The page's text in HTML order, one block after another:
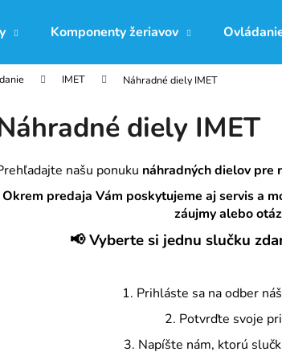
Komponenty žeriavov
IMET Náhradné diely IMET
diely IMET
našu ponuku náhradných dielov pre
Okrem predaja Vám poskytujeme aj servis a
záujmy alebo
📢 Vyberte si jednu slučku
1. Prihláste sa na odber
2. Potvrďte svoje
3. Napíšte nám, ktorú
Čo potrebujete nájsť?